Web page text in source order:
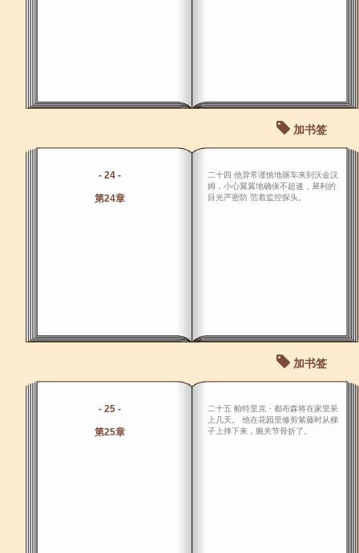
加书签
- 24 -
第24章
二十四 他异常谨慎地驱车来到沃金汉
姆，小心翼翼地确保不超速，犀利的
目光严密防 范着监控探头。
加书签
- 25 -
第25章
二十五 帕特里克・都布森将在家里呆
上几天。 他在花园里修剪紫藤时从梯
子上摔下来，腕关节骨折了。